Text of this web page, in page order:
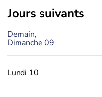
jours suivants
Demain,
Dimanche 09
Lundi 10